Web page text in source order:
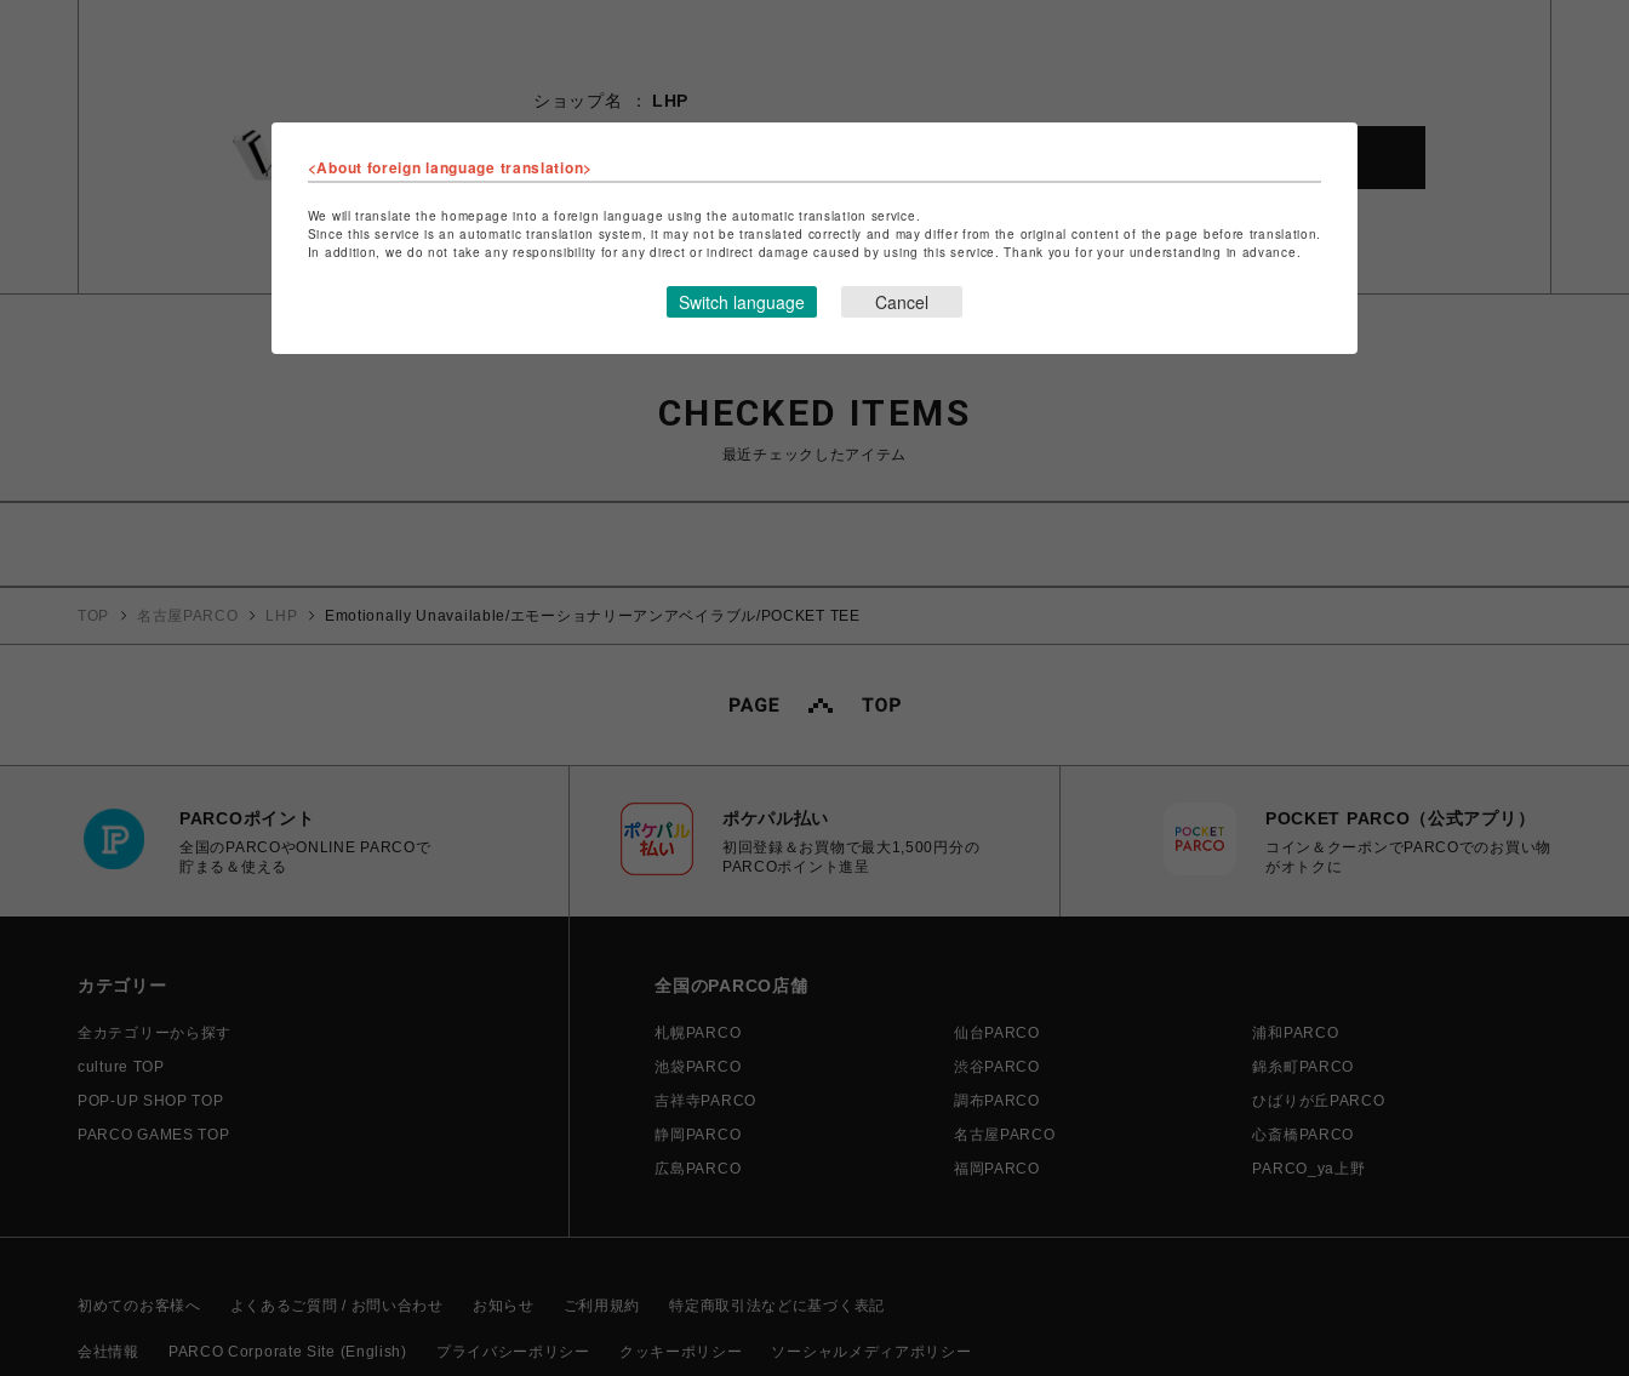
ショップ名
LHP
特定商取引法など法令に基づく表記はこちら
ショップお問い合わせは こちら
CHECKED ITEMS
最近チェックしたアイテム
TOP 名古屋PARCO LHP Emotionally Unavailable/エモーショナリーアンアベイラブル/POCKET TEE
PARCOポイント
全国のPARCOやONLINE PARCOで
貯まる＆使える
ポケパル払い
初回登録＆お買物で最大1,500円分の
PARCOポイント進呈
POCKET PARCO（公式アプリ）
コイン＆クーポンでPARCOでのお買い物
がオトクに
カテゴリー
全カテゴリーから探す
culture TOP
POP-UP SHOP TOP
PARCO GAMES TOP
全国のPARCO店舗
札幌PARCO 仙台PARCO
浦和PARCO
池袋PARCO
渋谷PARCO
錦糸町PARCO
吉祥寺PARCO
調布PARCO
ひばりが丘PARCO
静岡PARCO
名古屋PARCO
心斎橋PARCO
広島PARCO
福岡PARCO PARCO_ya上野
初めてのお客様へ よくあるご質問 / お問い合わせ お知らせ ご利用規約 特定商取引法などに基づく表記
会社情報 PARCO Corporate Site (English) プライバシーポリシー クッキーポリシー ソーシャルメディアポリシー
<About foreign language translation>
We will translate the homepage into a foreign language using the automatic translation service.
Since this service is an automatic translation system, it may not be translated correctly and may differ from the original content of the page before translation.
In addition, we do not take any responsibility for any direct or indirect damage caused by using this service. Thank you for your understanding in advance.
Switch language Cancel